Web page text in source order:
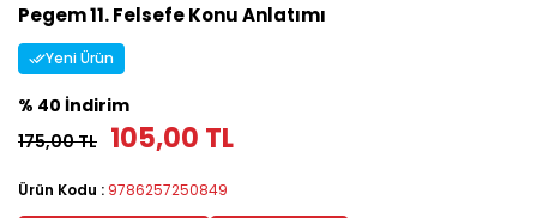
Pegem 11. Felsefe Konu Anlatımı
Yeni Ürün
% 40 İndirim
175,00 TL 105,00 TL
Ürün Kodu : 9786257250849